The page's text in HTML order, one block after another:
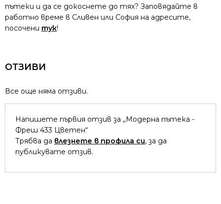
пътеки и да се докоснете до тях? Заповядайте в
работно време в Сливен или София на адресите,
посочени тук!
ОТЗИВИ
Все още няма отзиви.
Напишете първия отзив за „Модерна пътека -
Фреш 433 Цветен“
Трябва да влезнете в профила си, за да
публикувате отзив.